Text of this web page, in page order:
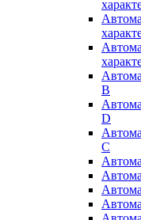
B
D
С